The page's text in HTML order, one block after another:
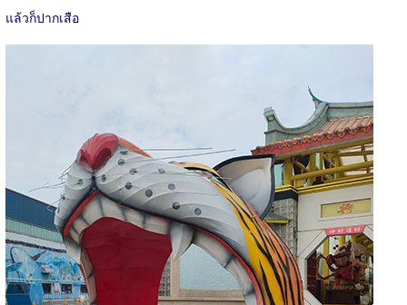
แล้วก็ปากเสือ